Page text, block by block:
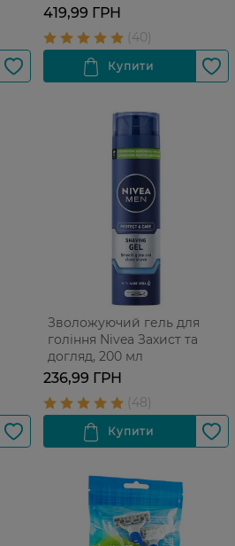
419,99 ГРН
Зволожуючий гель для
гоління Nivea Захист та
догляд, 200 мл
236,99 ГРН